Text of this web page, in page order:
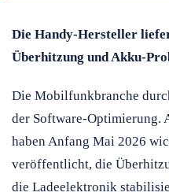
Die Handy-Hersteller
Überhitzung und Akku-
Die Mobilfunkbranche
der Software-Optimierung.
haben Anfang Mai 2026
veröffentlicht, die
die Ladeelektronik